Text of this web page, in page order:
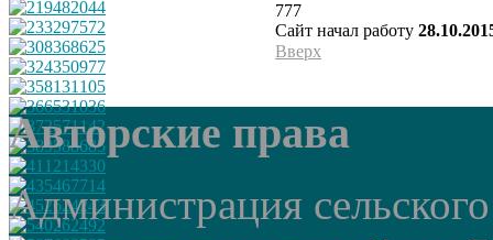
777
Сайт начал работу
Вверх
Авторские права
Администрация